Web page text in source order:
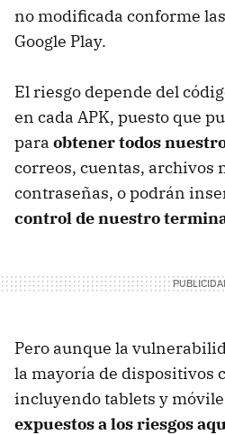
no modificada conforme
Google Play.
El riesgo depende del
en cada APK, puesto que
para obtener todos
correos, cuentas, archivos
contraseñas, o podrán
control de nuestro
Pero aunque la
la mayoría de dispositivos
incluyendo tablets y
expuestos a los riesgos